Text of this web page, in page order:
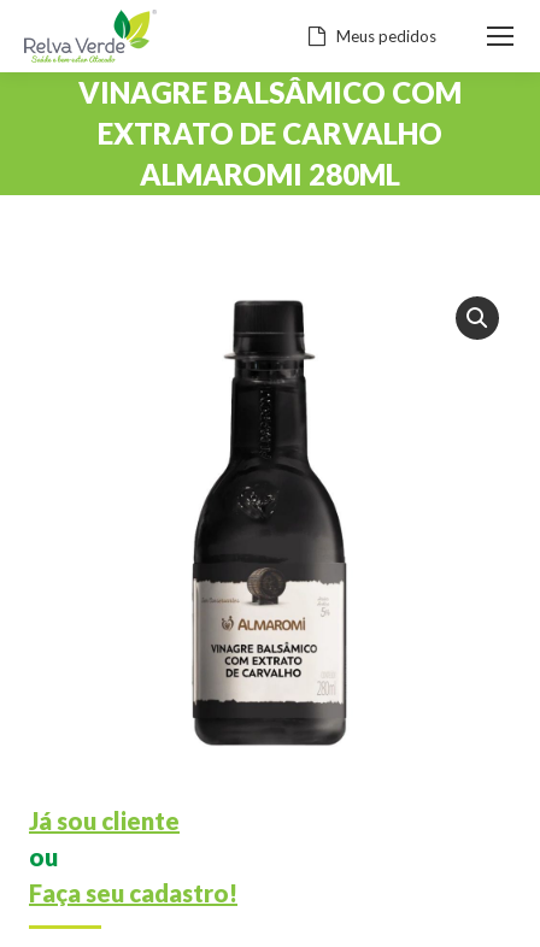
Meus pedidos
VINAGRE BALSÂMICO COM
EXTRATO DE CARVALHO
ALMAROMI 280ML
Já sou cliente
ou
Faça seu cadastro!